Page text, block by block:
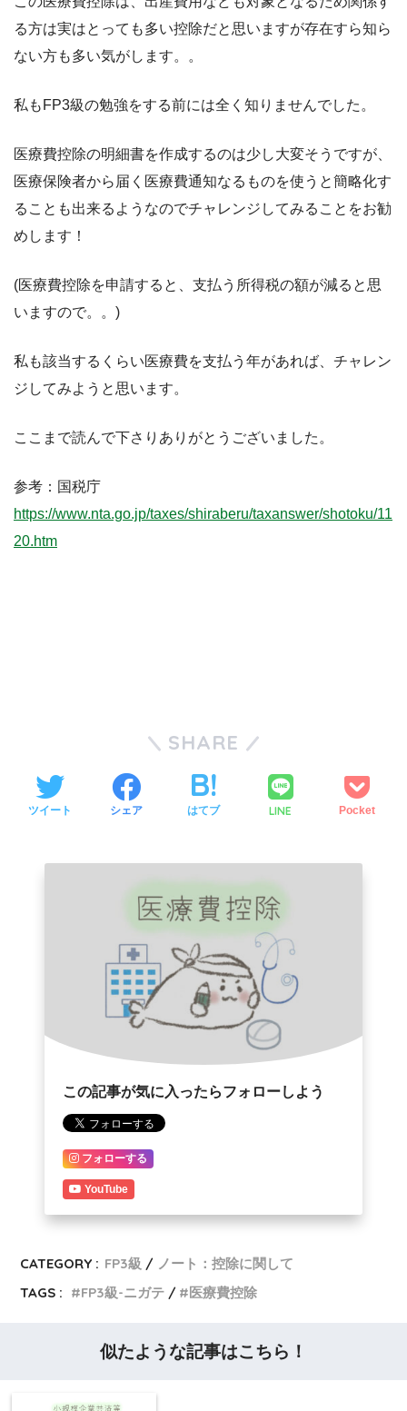
る方は実はとっても多い控除だと思いますが存在すら知ら
ない方も多い気がします。。
私もFP3級の勉強をする前には全く知りませんでした。
医療費控除の明細書を作成するのは少し大変そうですが、
医療保険者から届く医療費通知なるものを使うと簡略化す
ることも出来るようなのでチャレンジしてみることをお勧
めします！
(医療費控除を申請すると、支払う所得税の額が減ると思
いますので。。)
私も該当するくらい医療費を支払う年があれば、チャレン
ジしてみようと思います。
ここまで読んで下さりありがとうございました。
参考：国税庁
https://www.nta.go.jp/taxes/shiraberu/taxanswer/shotoku/11
20.htm
SHARE
ツイート シェア はてブ LINE Pocket
この記事が気に入ったらフォローしよう
フォローする
YouTube
CATEGORY : FP3級
ノート：控除に関して
TAGS :
FP3級-ニガテ 医療費控除
似たような記事はこちら！